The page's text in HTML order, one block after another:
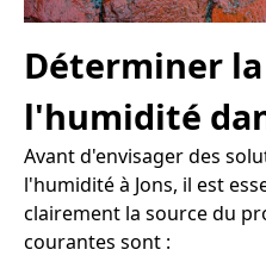
Déterminer la
l'humidité
Avant d'envisager des
l'humidité à Jons, il est
clairement la source du
courantes sont :